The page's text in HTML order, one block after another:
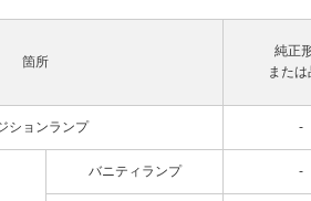
箇所
純正
または
ションランプ -
バニティランプ -